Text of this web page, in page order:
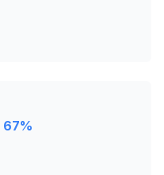
67%